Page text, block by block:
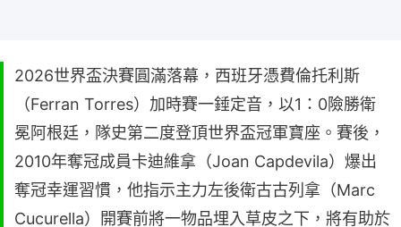
2026世界盃決賽圓滿落幕，西班牙憑費倫托利斯
（Ferran Torres）加時賽一錘定音，以1：0險勝衛
冕阿根廷，隊史第二度登頂世界盃冠軍寶座。賽後，
2010年奪冠成員卡迪維拿（Joan Capdevila）爆出
奪冠幸運習慣，他指示主力左後衛古古列拿（Marc
Cucurella）開賽前將一物品埋入草皮之下，將有助於